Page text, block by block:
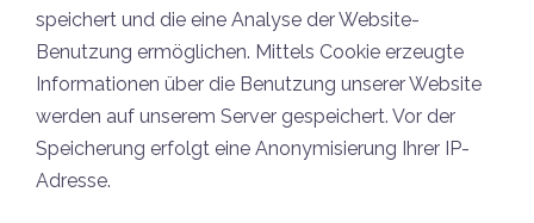
speichert und die eine Analyse der Website-
Benutzung ermöglichen. Mittels Cookie erzeugte
Informationen über die Benutzung unserer Website
werden auf unserem Server gespeichert. Vor der
Speicherung erfolgt eine Anonymisierung Ihrer IP-
Adresse.